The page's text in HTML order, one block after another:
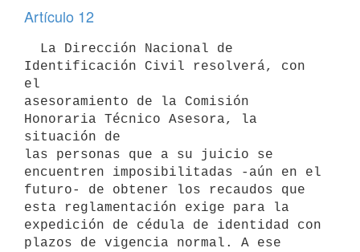
Artículo 12
Identificación Civil resolverá, con
el
asesoramiento de la Comisión
Honoraria Técnico Asesora, la
situación de
las personas que a su juicio se
encuentren imposibilitadas -aún en el
futuro- de obtener los recaudos que
esta reglamentación exige para la
expedición de cédula de identidad con
plazos de vigencia normal. A ese